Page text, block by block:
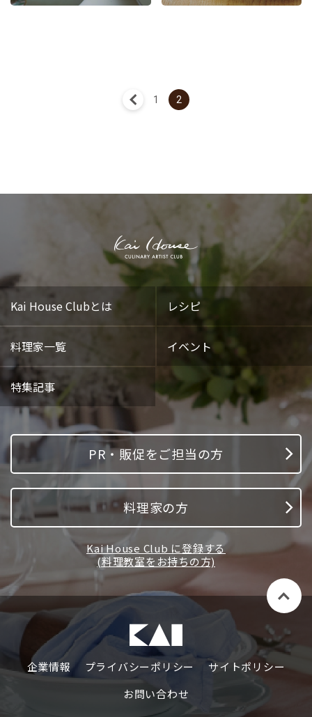
« 前へ
1 2
Kai House Clubとは レシピ
料理家一覧 イベント
特集記事
PR・販促をご担当の方
料理家の方
Kai House Club に登録する
(料理教室をお持ちの方)
企業情報 プライバシーポリシー
サイトポリシー
お問い合わせ